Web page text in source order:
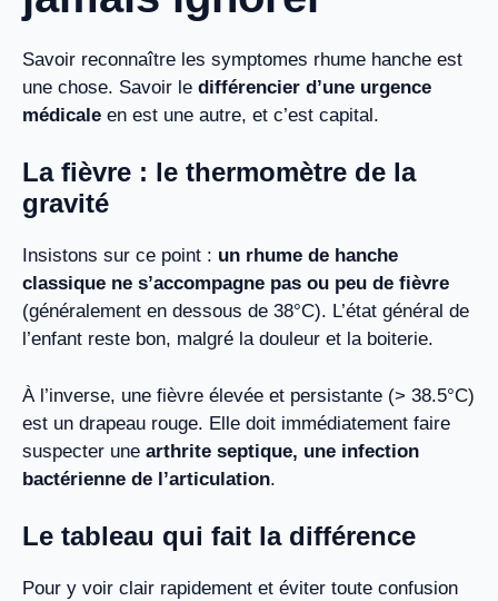
Savoir reconnaître les symptomes rhume hanche est
une chose. Savoir le différencier d’une urgence
médicale en est une autre, et c’est capital.
La fièvre : le thermomètre de la
gravité
Insistons sur ce point : un rhume de hanche
classique ne s’accompagne pas ou peu de fièvre
(généralement en dessous de 38°C). L’état général de
l’enfant reste bon, malgré la douleur et la boiterie.
À l’inverse, une fièvre élevée et persistante (> 38.5°C)
est un drapeau rouge. Elle doit immédiatement faire
suspecter une arthrite septique, une infection
bactérienne de l’articulation.
Le tableau qui fait la différence
Pour y voir clair rapidement et éviter toute confusion